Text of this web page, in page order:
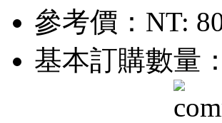
參考價： NT:
基本訂購數量